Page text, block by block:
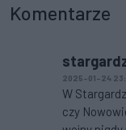
Komentarze
2025-01-24
W
czy